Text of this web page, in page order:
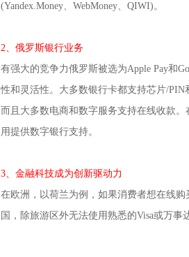
(Yandex.Money、WebMoney、QIWI)。
2、俄罗斯银行业务
有强大的竞争力俄罗斯被选为Apple Pay和
性和灵活性。大多数银行卡都支持芯片/
而且大多数电商和数字服务支持在线收款
用提供数字银行支持。
3、金融科技成为创新驱动力
在欧洲，以荷兰为例，如果消费者想在线
国，除旅游区外无法使用熟悉的Visa或万事